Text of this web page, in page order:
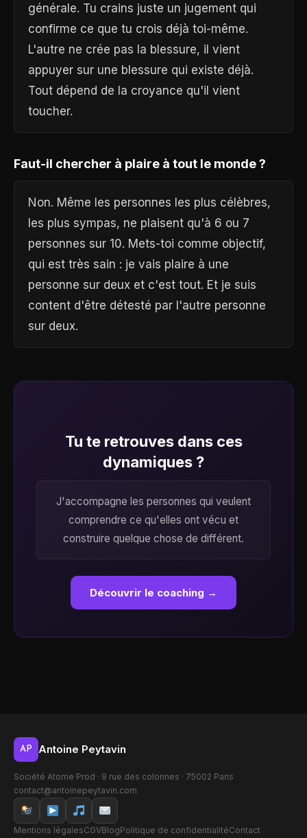
générale. Tu crains juste un jugement qui
confirme ce que tu crois déjà toi-même.
L'autre ne crée pas la blessure, il vient
appuyer sur une blessure qui existe déjà.
Tout dépend de la croyance qu'il vient
toucher.
Faut-il chercher à plaire à tout le monde ?
Non. Même les personnes les plus célèbres,
les plus sympas, ne plaisent qu'à 6 ou 7
personnes sur 10. Mets-toi comme objectif,
qui est très sain : je vais plaire à une
personne sur deux et c'est tout. Et je suis
content d'être détesté par l'autre personne
sur deux.
Tu te retrouves dans ces
dynamiques ?
J'accompagne les personnes qui veulent
comprendre ce qu'elles ont vécu et
construire quelque chose de différent.
Découvrir le coaching →
AP Antoine Peytavin
Société Atome Prod · 9 rue des colonnes · 75002 Paris
contact@antoinepeytavin.com
Mentions légalesCGVBlogPolitique de confidentialitéContact